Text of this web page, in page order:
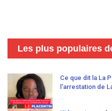
Les plus populaires
Ce que dit la La
l'arrestation de